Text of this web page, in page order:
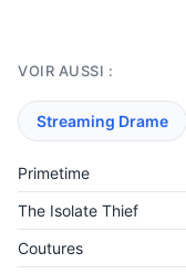
VOIR AUSSI :
Streaming Drame
Primetime
The Isolate Thief
Coutures